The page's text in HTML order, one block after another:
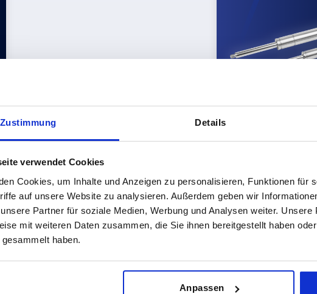
Zustimmung Details
verwendet Cookies
Cookies, um Inhalte und Anzeigen zu personalisieren, Funktionen für
auf unsere Website zu analysieren. Außerdem geben wir
Partner für soziale Medien, Werbung und Analysen weiter.
mit weiteren Daten zusammen, die Sie ihnen bereitgestellt haben
haben.
Anpassen
Einsatzbereiche
aus Stahl und eine hartverchromte Kolbenstange und eignet sich
eine Edelstahlausführung mit Druckrohr aus Edelstahl 1.4301 und
Kolbenstangendurchmessern von
Beschlagteilen aus Stahl oder Edelstahl und erleichtern die